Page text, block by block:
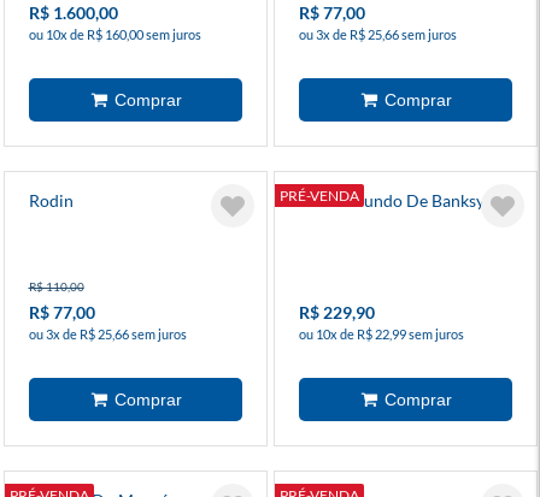
R$ 1.600,00
ou 10x de R$ 160,00 sem juros
R$ 77,00
ou 3x de R$ 25,66 sem juros
Rodin
R$ 110,00
R$ 77,00
ou 3x de R$ 25,66 sem juros
PRÉ-VENDA
Box O Mundo De Banksy
R$ 229,90
ou 10x de R$ 22,99 sem juros